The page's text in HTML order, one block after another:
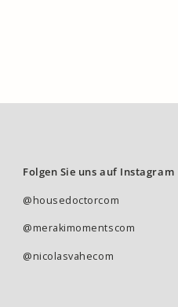
Folgen Sie uns auf Instagram
@housedoctorcom
@merakimomentscom
@nicolasvahecom